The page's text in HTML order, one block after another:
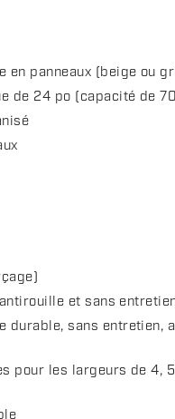
en panneaux (beige ou
de 24 po (capacité de
et sans
durable, sans entretien,
pour les largeurs de 4,